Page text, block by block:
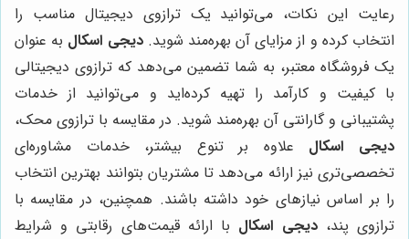
رعایت این نکات، می‌توانید یک ترازوی دیجیتال مناسب را
انتخاب کرده و از مزایای آن بهره‌مند شوید.دیجی اسکال به عنوان
یک فروشگاه معتبر، به شما تضمین می‌دهد که ترازوی دیجیتالی
با کیفیت و کارآمد را تهیه کرده‌اید و می‌توانید از خدمات
پشتیبانی و گارانتی آن بهره‌مند شوید. در مقایسه با ترازوی محک،
دیجی اسکال علاوه بر تنوع بیشتر، خدمات مشاوره‌ای
تخصصی‌تری نیز ارائه می‌دهد تا مشتریان بتوانند بهترین انتخاب
را بر اساس نیازهای خود داشته باشند. همچنین، در مقایسه با
ترازوی پند،دیجی اسکال با ارائه قیمت‌های رقابتی و شرایط